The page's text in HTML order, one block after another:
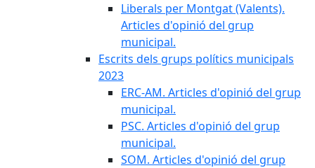
Liberals per Montgat (Valents).
Articles d'opinió del grup
municipal.
Escrits dels grups polítics municipals
2023
ERC-AM. Articles d'opinió del grup
municipal.
PSC. Articles d'opinió del grup
municipal.
SOM. Articles d'opinió del grup